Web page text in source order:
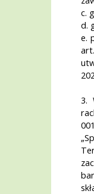
c.
d.
e.
3.